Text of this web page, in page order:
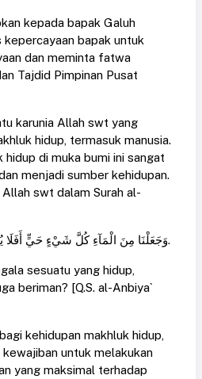
kepada bapak Galuh
kepercayaan bapak untuk
dan meminta fatwa
Tajdid Pimpinan Pusat
karunia Allah swt yang
hidup, termasuk manusia.
hidup di muka bumi ini sangat
menjadi sumber kehidupan.
swt dalam Surah al-
... وَجَعَلْنَا مِنَ الْمَآءِ كُلَّ شَيْءٍ حَيٍّ أَفَلَا يُؤْمِنُوْنَ [الأنبيآء، 21: 30].
sesuatu yang hidup,
beriman? [Q.S. al-Anbiya`
kehidupan makhluk hidup,
untuk melakukan
yang maksimal terhadap